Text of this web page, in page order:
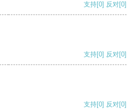
支持[0] 反对[0]
支持[0] 反对[0]
支持[0] 反对[0]